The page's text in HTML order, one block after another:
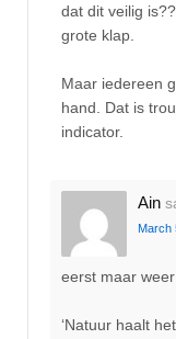
dat dit veilig
grote klap.
Maar iedereen
hand. Dat is
indicator.
Ain
March
eerst maar
‘Natuur haalt